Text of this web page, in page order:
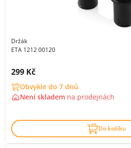
Držák
ETA 1212 00120
Cena s DPH:
299 Kč
Obvykle do 7 dnů
Není skladem na prodejnách
Do košíku